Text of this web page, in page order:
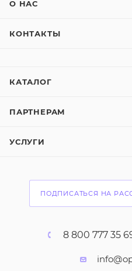
О НАС
КОНТАКТЫ
КАТАЛОГ
ПАРТНЕРАМ
УСЛУГИ
ПОДПИСАТЬСЯ НА
8 800 777 35